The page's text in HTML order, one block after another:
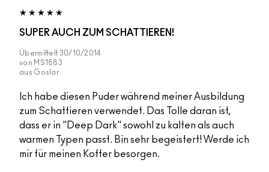
SUPER AUCH ZUM SCHATTIEREN!
Übermittelt 30/10/2014
von MS1883
aus Goslar
Ich habe diesen Puder während meiner Ausbildung
zum Schattieren verwendet. Das Tolle daran ist,
dass er in "Deep Dark" sowohl zu kalten als auch
warmen Typen passt. Bin sehr begeistert! Werde ich
mir für meinen Koffer besorgen.